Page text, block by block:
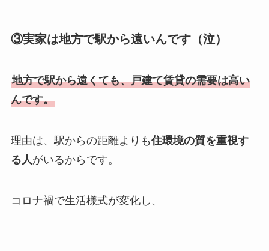
③実家は地方で駅から遠いんです（泣）
地方で駅から遠くても、戸建て賃貸の需要は高い
んです。
理由は、駅からの距離よりも住環境の質を重視す
る人 がいるからです。
コロナ禍で生活様式が変化し、